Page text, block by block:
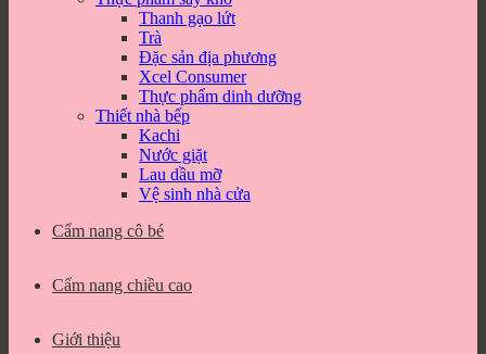
Thanh gạo lứt
Trà
Đặc sản địa phương
Xcel Consumer
Thực phẩm dinh dưỡng
Thiết nhà bếp
Kachi
Nước giặt
Lau dầu mỡ
Vệ sinh nhà cửa
Cẩm nang cô bé
Cẩm nang chiều cao
Giới thiệu